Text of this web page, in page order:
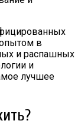
в
и распашных
и
лучшее